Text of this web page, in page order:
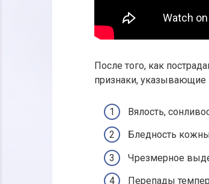
После того, как
признаки, указывающие
Вялость,
Бледность
Чрезмерное
Перепады